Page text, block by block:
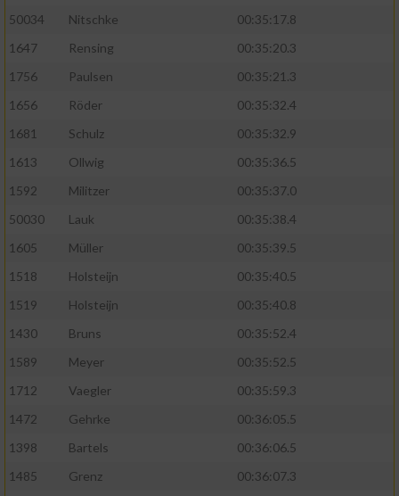
50034
Nitschke
00:35:17.8
1647
Rensing
00:35:20.3
1756
Paulsen
00:35:21.3
1656
Röder
00:35:32.4
1681
Schulz
00:35:32.9
1613
Ollwig
00:35:36.5
1592
Militzer
00:35:37.0
50030
Lauk
00:35:38.4
1605
Müller
00:35:39.5
1518
Holsteijn
00:35:40.5
1519
Holsteijn
00:35:40.8
1430
Bruns
00:35:52.4
1589
Meyer
00:35:52.5
1712
Vaegler
00:35:59.3
1472
Gehrke
00:36:05.5
1398
Bartels
00:36:06.5
1485
Grenz
00:36:07.3